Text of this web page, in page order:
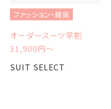
ファッション・雑貨
オーダースーツ早割
31,900円〜
SUIT SELECT